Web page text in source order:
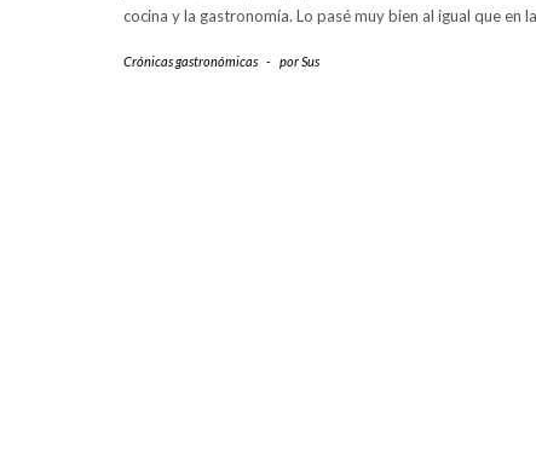
cocina y la gastronomía. Lo pasé muy bien al igual que en la
Crónicas gastronómicas - porSus